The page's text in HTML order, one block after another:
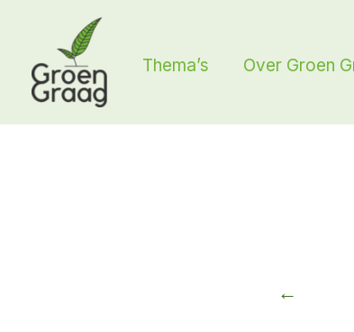
inhoud
Thema’s Over Groen
←